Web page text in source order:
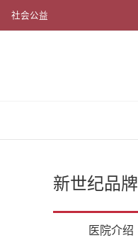
社会公益
新世纪品牌
医院介绍